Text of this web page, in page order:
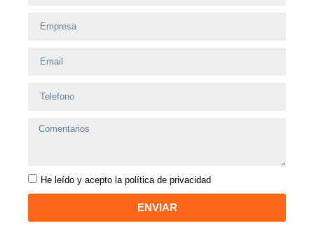
He leído y acepto la política de privacidad
ENVIAR